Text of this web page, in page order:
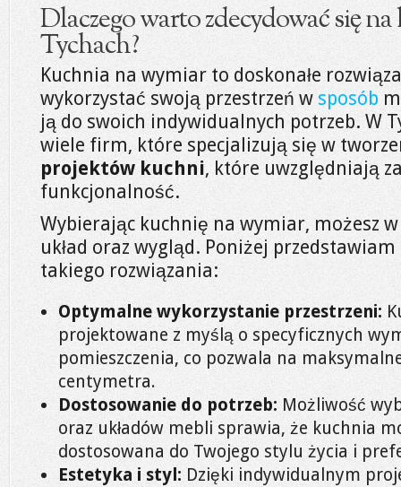
Dlaczego warto zdecydować się
Tychach?
Kuchnia na wymiar to doskonałe
wykorzystać swoją przestrzeń w sposób
ją do swoich indywidualnych potrzeb. W
wiele firm, które specjalizują się w
projektów kuchni, które uwzględniają
funkcjonalność.
Wybierając kuchnię na wymiar, możesz
układ oraz wygląd. Poniżej
takiego rozwiązania:
Optymalne wykorzystanie przestrzeni:
projektowane z myślą o specyficznych
pomieszczenia, co pozwala na
centymetra.
Dostosowanie do potrzeb: Możliwość
oraz układów mebli sprawia, że kuchnia
dostosowana do Twojego stylu życia i
Estetyka i styl: Dzięki indywidualnym